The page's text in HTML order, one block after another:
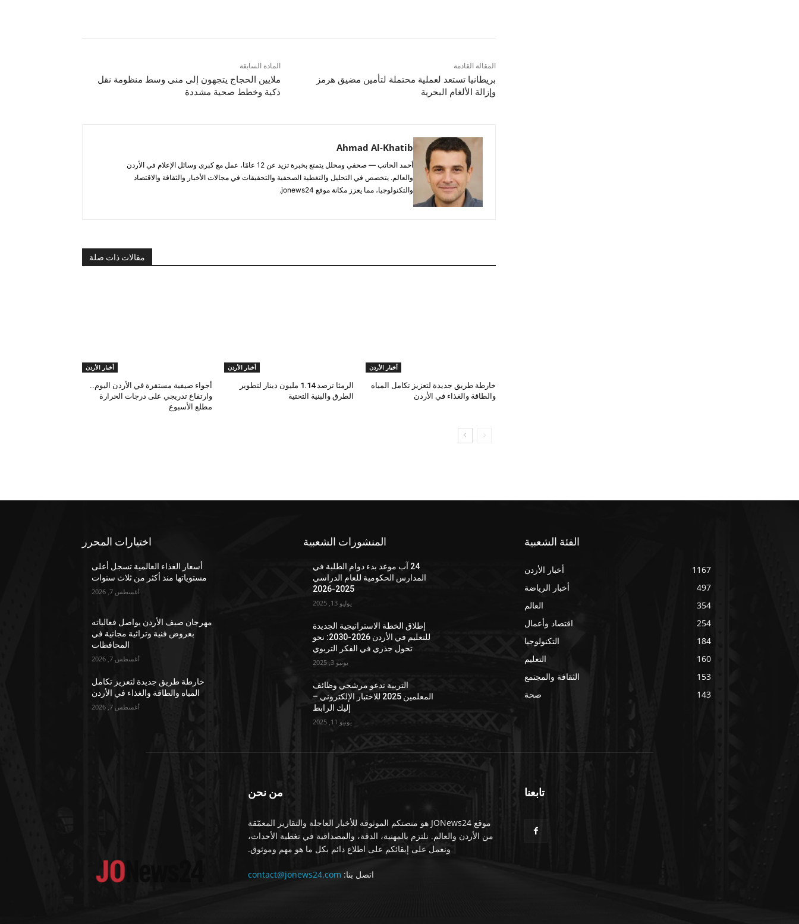
المادة السابقة
ملايين الحجاج يتجهون إلى منى وسط منظومة نقل
ذكية وخطط صحية مشددة
المقالة القادمة
بريطانيا تستعد لعملية محتملة لتأمين مضيق هرمز
وإزالة الألغام البحرية
Ahmad Al-Khatib
أحمد الحاتب — صحفي ومحلل يتمتع بخبرة تزيد عن 12 عامًا، عمل مع كبرى وسائل الإعلام في الأردن
والعالم. يتخصص في التحليل والتغطية الصحفية والتحقيقات في مجالات الأخبار والثقافة والاقتصاد
والتكنولوجيا، مما يعزز مكانة موقع jonews24.
مقالات ذات صلة
أخبار الأردن
خارطة طريق جديدة لتعزيز تكامل المياه
والطاقة والغذاء في الأردن
أخبار الأردن
الرمثا ترصد 1.14 مليون دينار لتطوير
الطرق والبنية التحتية
أخبار الأردن
أجواء صيفية مستقرة في الأردن اليوم..
وارتفاع تدريجي على درجات الحرارة
مطلع الأسبوع
اختيارات المحرر
أسعار الغذاء العالمية تسجل أعلى
مستوياتها منذ أكثر من ثلاث سنوات
أغسطس 7, 2026
مهرجان صيف الأردن يواصل فعالياته
بعروض فنية وتراثية مجانية في
المحافظات
أغسطس 7, 2026
خارطة طريق جديدة لتعزيز تكامل
المياه والطاقة والغذاء في الأردن
أغسطس 7, 2026
المنشورات الشعبية
24 آب موعد بدء دوام الطلبة في
المدارس الحكومية للعام الدراسي
2025-2026
يوليو 13, 2025
إطلاق الخطة الاستراتيجية الجديدة
للتعليم في الأردن 2026-2030: نحو
تحول جذري في الفكر التربوي
يونيو 3, 2025
التربية تدعو مرشحي وظائف
المعلمين 2025 للاختبار الإلكتروني –
إليك الرابط
يونيو 11, 2025
الفئة الشعبية
أخبار الأردن
1167
أخبار الرياضة
497
العالم
354
اقتصاد وأعمال
254
التكنولوجيا
184
التعليم
160
الثقافة والمجتمع
153
صحة
143
من نحن
موقع JONews24 هو منصتكم الموثوقة للأخبار العاجلة والتقارير المعمّقة
من الأردن والعالم. نلتزم بالمهنية، الدقة، والمصداقية في تغطية الأحداث،
ونعمل على إبقائكم على اطلاع دائم بكل ما هو مهم وموثوق.
اتصل بنا: contact@jonews24.com
تابعنا